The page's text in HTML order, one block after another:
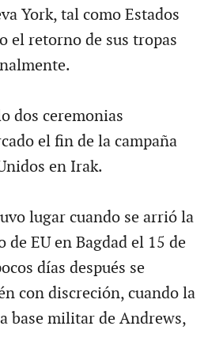
York, tal como Estados
el retorno de sus tropas
dos ceremonias
el fin de la campaña
en Irak.
lugar cuando se arrió la
EU en Bagdad el 15 de
días después se
con discreción, cuando la
base militar de Andrews,